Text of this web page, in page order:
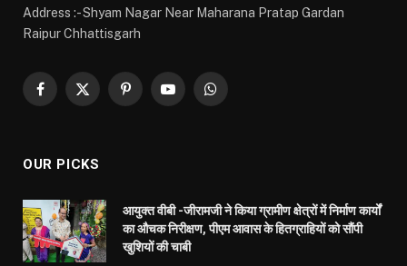
Address :- Shyam Nagar Near Maharana Pratap Gardan
Raipur Chhattisgarh
Facebook
X
PinterestYouTubeWhatsApp
OUR PICKS
आयुक्त वीबी -जीरामजी ने किया ग्रामीण क्षेत्रों में निर्माण कार्यों
का औचक निरीक्षण, पीएम आवास के हितग्राहियों को सौंपी
खुशियों की चाबी